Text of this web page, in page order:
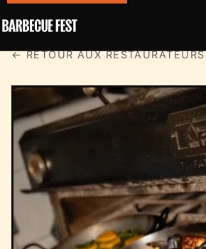
← RETOUR AUX RESTAURATEURS